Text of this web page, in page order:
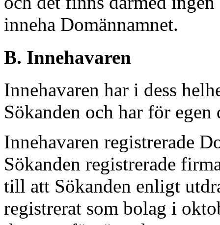
inneha Domännamnet.
B. Innehavaren
Innehavaren har i dess
Sökanden och har för
Innehavaren registrerade
Sökanden registrerade
till att Sökanden enligt
registrerat som bolag i